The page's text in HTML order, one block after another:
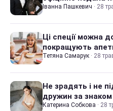
Іванна Пашкевич · 28
Ці спеції можна
покращують
Тетяна Самарук · 28
Не зрадять і не
дружин за знаком
Катерина Собкова · 28